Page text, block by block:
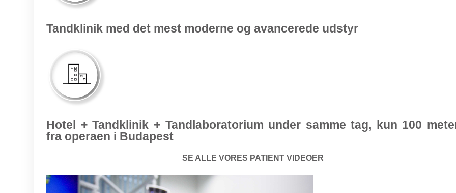
Tandklinik med det mest moderne og avancerede udstyr
Hotel + Tandklinik + Tandlaboratorium under samme tag, kun 100
fra operaen i Budapest
SE ALLE VORES PATIENT VIDEOER